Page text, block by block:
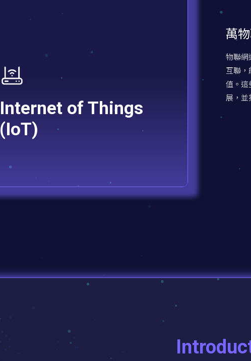
Internet of Things
(IoT)
萬
物聯網
互聯，
值。這
展，並